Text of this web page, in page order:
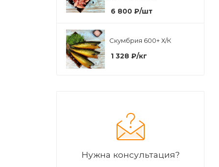
6 800 ₽/шт
Скумбрия 600+ Х/К
1 328 ₽/кг
Нужна консультация?